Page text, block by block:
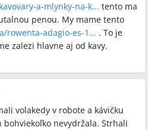
a-mlynky-na-k... tento ma
penou. My mame tento
rowenta-adagio-es-1... . To je
zalezi hlavne aj od kavy.
volakedy v robote a kávičku
nevydržala. Strhali